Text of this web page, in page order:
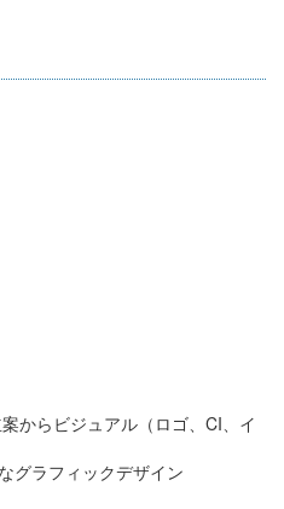
からビジュアル（ロゴ、CI、イ
グラフィックデザイン